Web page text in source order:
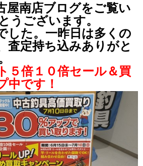
屋南店ブログをご覧い
うございます。
した。一昨日は多くの
査定持ち込みありがと
５倍１０倍セール＆買
中です！